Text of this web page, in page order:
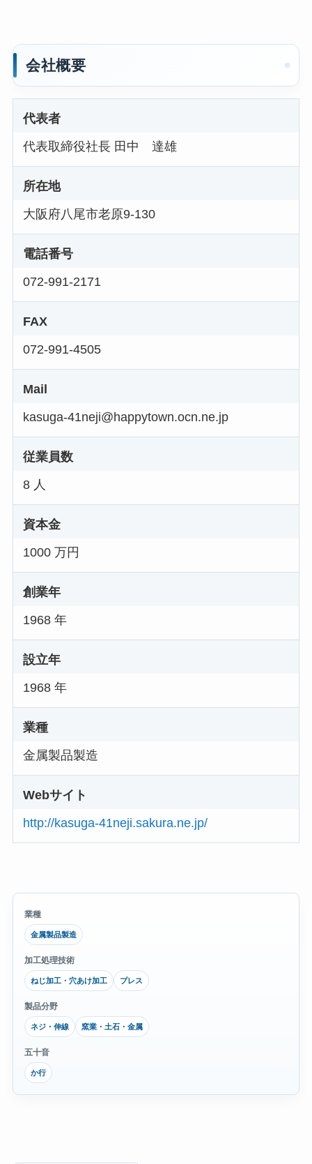
会社概要
代表者
代表取締役社長 田中 達雄
所在地
大阪府八尾市老原9-130
電話番号
072-991-2171
FAX
072-991-4505
Mail
kasuga-41neji@happytown.ocn.ne.jp
従業員数
8 人
資本金
1000 万円
創業年
1968 年
設立年
1968 年
業種
金属製品製造
Webサイト
http://kasuga-41neji.sakura.ne.jp/
業種
金属製品製造
加工処理技術
ねじ加工・穴あけ加工 プレス
製品分野
ネジ・伸線 窯業・土石・金属
五十音
か行